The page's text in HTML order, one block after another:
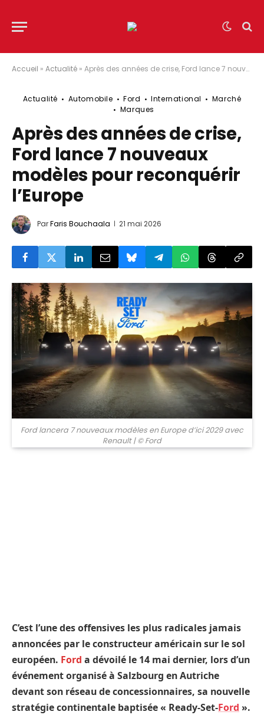
Accueil » Actualité » Après des années de crise, Ford lance 7 nouveaux modèles pour reconquérir l’Europe
Actualité Automobile Ford International
Marché
Marques
Après des années de crise,
Ford lance 7 nouveaux
modèles pour reconquérir
l’Europe
ParFaris Bouchaala 21 mai 2026
© Ford
Ford lancera 7 nouveaux modèles en Europe d’ici 2029 avec
Renault| © Ford
C’est l’une des offensives les plus radicales jamais
annoncées par le constructeur américain sur le sol
européen. Ford a dévoilé le 14 mai dernier, lors d’un
événement organisé à Salzbourg en Autriche
devant son réseau de concessionnaires, sa nouvelle
stratégie continentale baptisée « Ready-Set-Ford ».